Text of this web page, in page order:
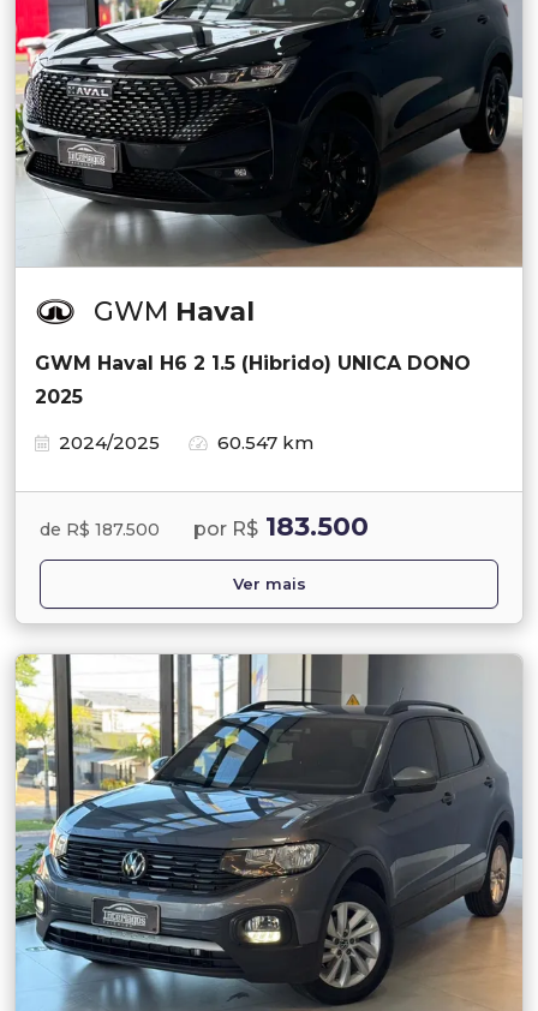
GWM Haval
GWM Haval H6 2 1.5 (Hibrido) UNICA DONO
2025
2024/2025
60.547 km
de R$ 187.500 por R$ 183.500
Ver mais